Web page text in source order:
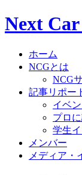
Next
ホーム
NCGとは
NCG
記事リポー
イベ
プロに
学生
メンバー
メディア・